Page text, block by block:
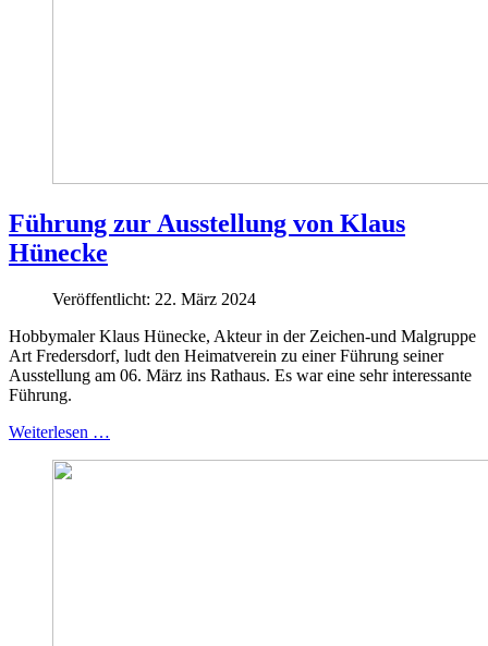
Führung zur Ausstellung von Klaus
Hünecke
Veröffentlicht: 22. März 2024
Hobbymaler Klaus Hünecke, Akteur in der Zeichen-und Malgruppe
Art Fredersdorf, ludt den Heimatverein zu einer Führung seiner
Ausstellung am 06. März ins Rathaus. Es war eine sehr interessante
Führung.
Weiterlesen …